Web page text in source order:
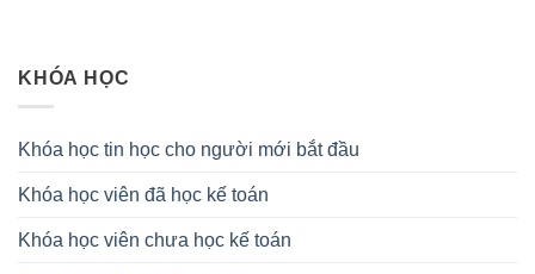
KHÓA HỌC
Khóa học tin học cho người mới bắt đầu
Khóa học viên đã học kế toán
Khóa học viên chưa học kế toán